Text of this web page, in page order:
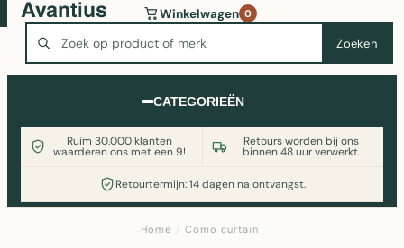
Zoeken
Winkelwagen 0
CATEGORIEËN
Ruim 30.000 klanten
waarderen ons met een 9!
Retours worden bij ons
binnen 48 uur verwerkt.
Retourtermijn: 14 dagen na ontvangst.
Wasmachine of koelkast nodig? Vergelijk alle prijzen op
Witgoedaanbod.nl
Home / Como curtain